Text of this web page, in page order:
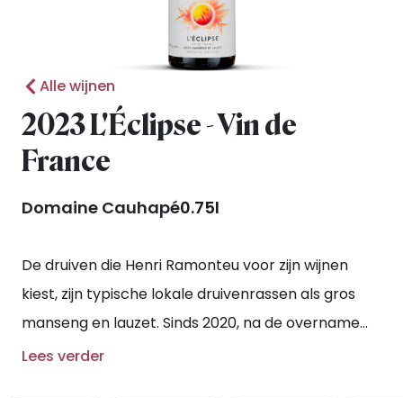
Alle wijnen
2023 L'Éclipse - Vin de
France
Domaine Cauhapé0.75l
De druiven die Henri Ramonteu voor zijn wijnen
kiest, zijn typische lokale druivenrassen als gros
manseng en lauzet. Sinds 2020, na de overname
van een nabijgelegen wijngaard, was Henri in de
Lees verder